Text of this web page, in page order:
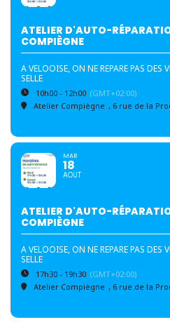
ATELIER D'AUTO-
COMPIÈGNE
A VELOOISE, ON NE REPARE PAS DES
SELLE
10h00 - 12h00 (GMT+02:00)
Atelier Compiègne , 6 rue de la
MAR
18
AOUT
ATELIER D'AUTO-
COMPIÈGNE
A VELOOISE, ON NE REPARE PAS DES
SELLE
17h30 - 19h30 (GMT+02:00)
Atelier Compiègne , 6 rue de la